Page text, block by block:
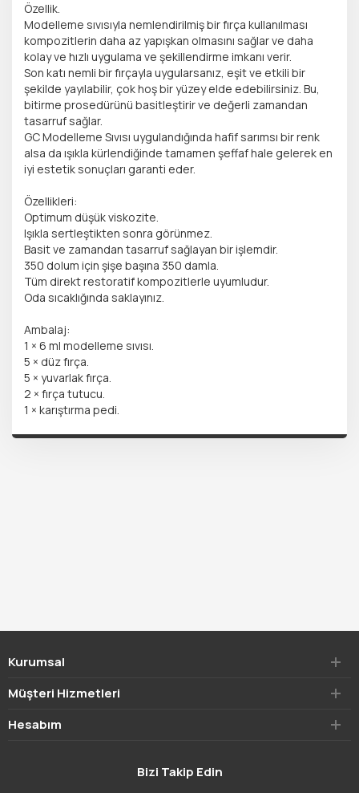
Özellik.
Modelleme sıvısıyla nemlendirilmiş bir fırça kullanılması
kompozitlerin daha az yapışkan olmasını sağlar ve daha
kolay ve hızlı uygulama ve şekillendirme imkanı verir.
Son katı nemli bir fırçayla uygularsanız, eşit ve etkili bir
şekilde yayılabilir, çok hoş bir yüzey elde edebilirsiniz. Bu,
bitirme prosedürünü basitleştirir ve değerli zamandan
tasarruf sağlar.
GC Modelleme Sıvısı uygulandığında hafif sarımsı bir renk
alsa da ışıkla kürlendiğinde tamamen şeffaf hale gelerek en
iyi estetik sonuçları garanti eder.
Özellikleri:
Optimum düşük viskozite.
Işıkla sertleştikten sonra görünmez.
Basit ve zamandan tasarruf sağlayan bir işlemdir.
350 dolum için şişe başına 350 damla.
Tüm direkt restoratif kompozitlerle uyumludur.
Oda sıcaklığında saklayınız.
Ambalaj:
1 × 6 ml modelleme sıvısı.
5 × düz fırça.
5 × yuvarlak fırça.
2 × fırça tutucu.
1 × karıştırma pedi.
Kurumsal
Müşteri Hizmetleri
Hesabım
Bizi Takip Edin